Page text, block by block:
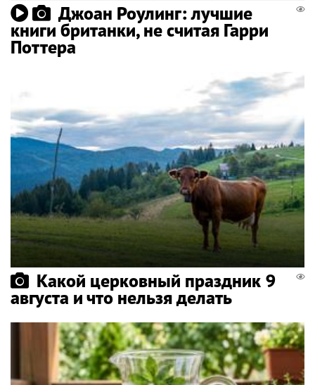
Джоан Роулинг: лучшие
книги британки, не считая Гарри
Поттера
Какой церковный праздник 9
августа и что нельзя делать